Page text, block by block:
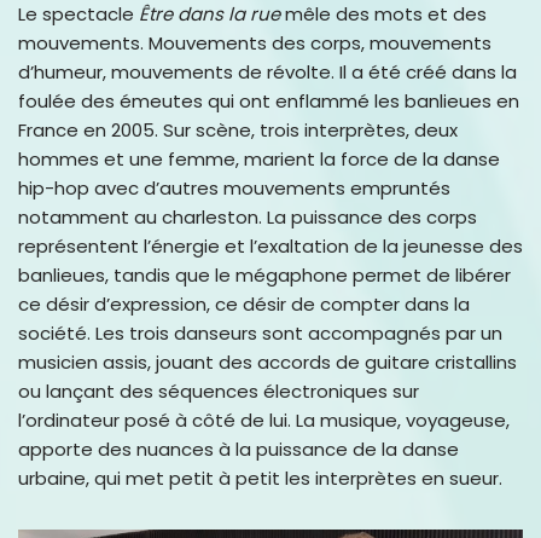
Le spectacle Être dans la ruemêle des mots et des
mouvements. Mouvements des corps, mouvements
d’humeur, mouvements de révolte. Il a été créé dans la
foulée des émeutes qui ont enflammé les banlieues en
France en 2005. Sur scène, trois interprètes, deux
hommes et une femme, marient la force de la danse
hip-hop avec d’autres mouvements empruntés
notamment au charleston. La puissance des corps
représentent l’énergie et l’exaltation de la jeunesse des
banlieues, tandis que le mégaphone permet de libérer
ce désir d’expression, ce désir de compter dans la
société. Les trois danseurs sont accompagnés par un
musicien assis, jouant des accords de guitare cristallins
ou lançant des séquences électroniques sur
l’ordinateur posé à côté de lui. La musique, voyageuse,
apporte des nuances à la puissance de la danse
urbaine, qui met petit à petit les interprètes en sueur.